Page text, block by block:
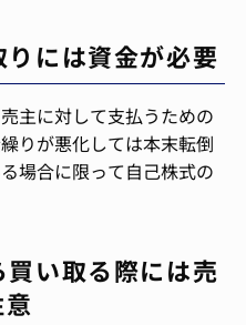
には資金が必要
主に対して支払うための
りが悪化しては本末転倒
場合に限って自己株式の
い取る際には売